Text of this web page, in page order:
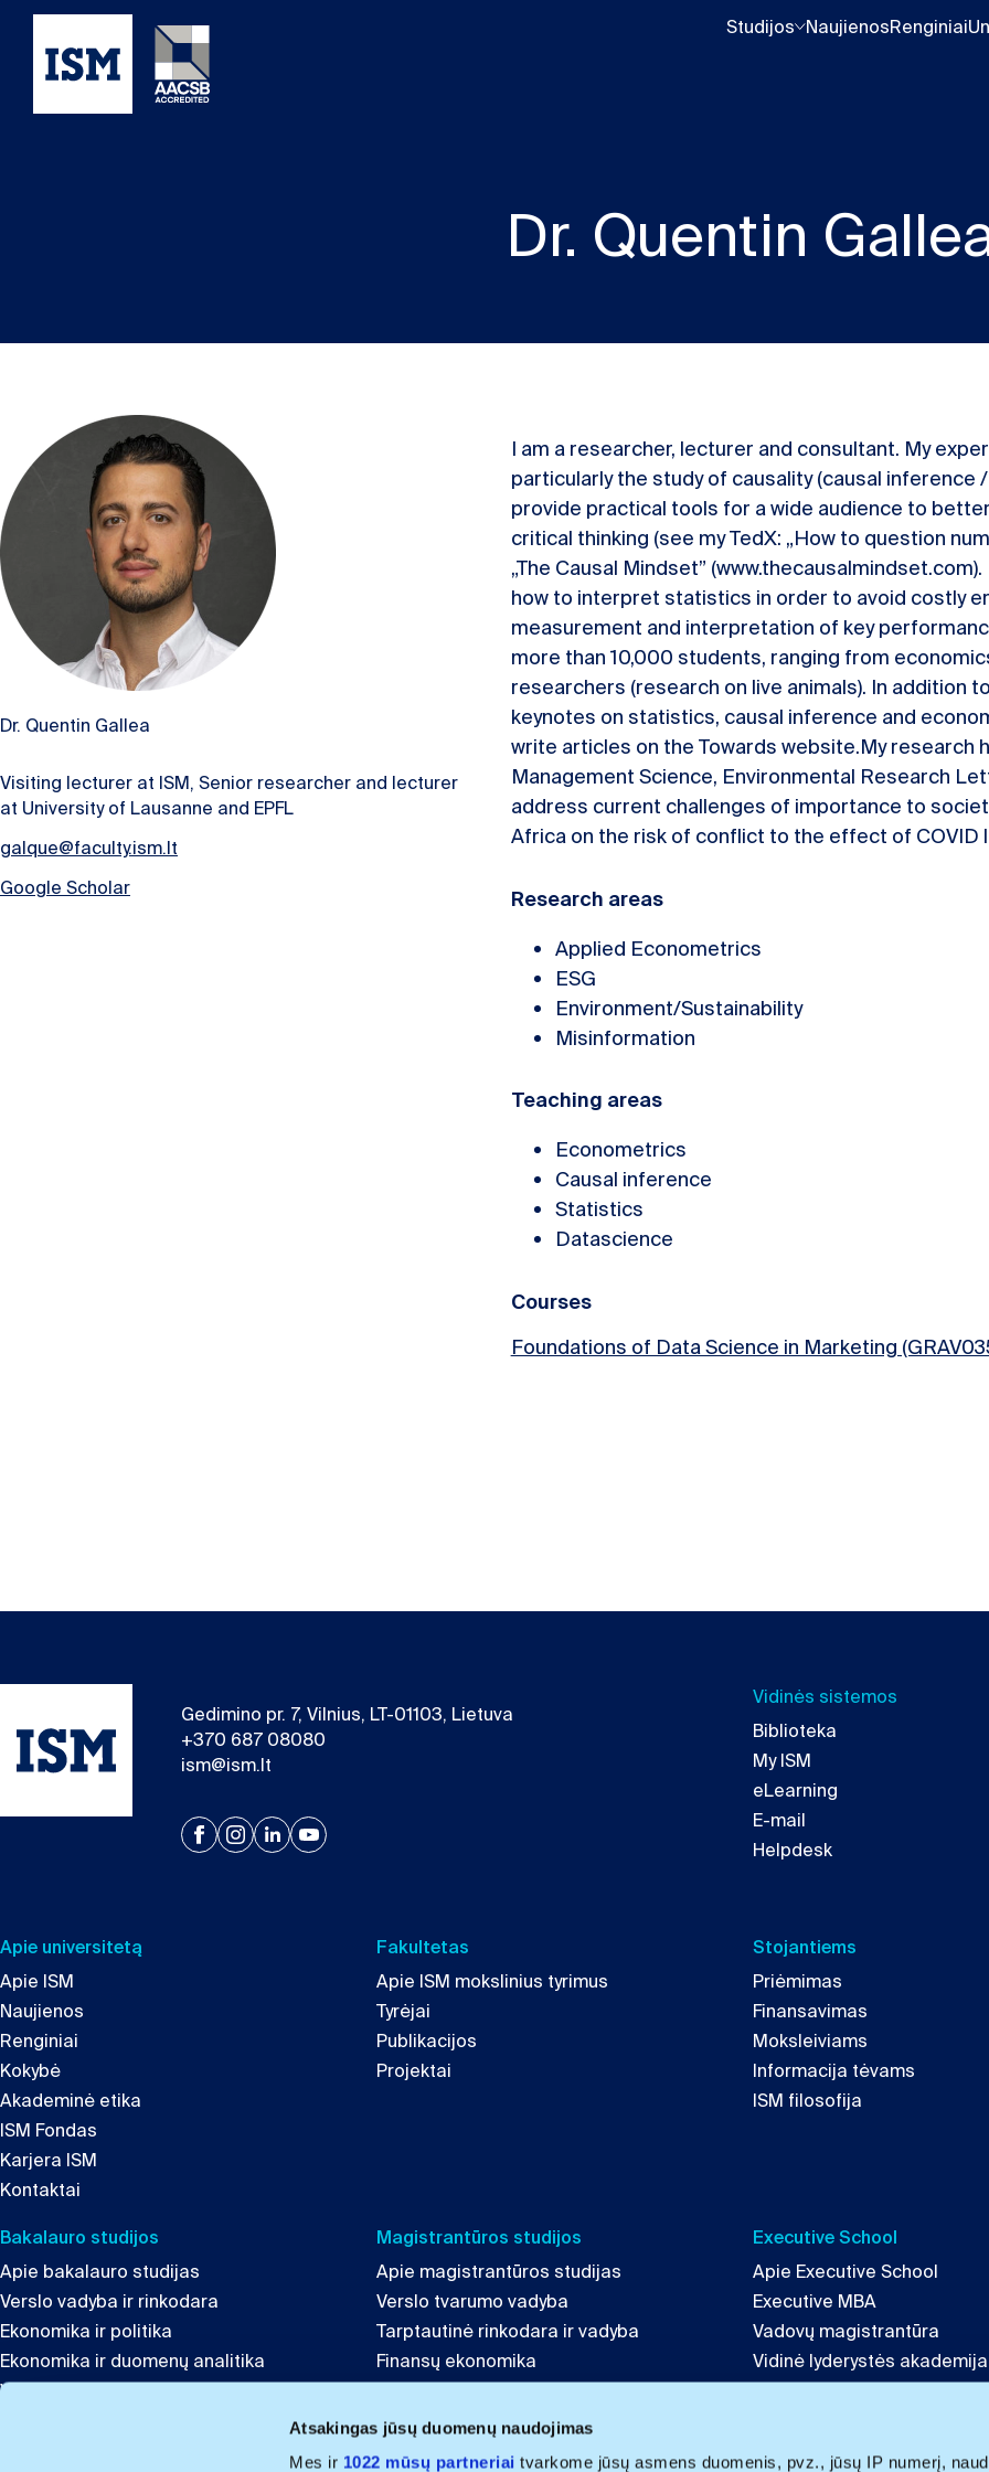
Atsakingas jūsų duomenų naudojimas
Mes ir 1022 mūsų partneriai tvarkome jūsų asmens duomenis, pvz., jūsų IP numerį,
Studijos NaujienosRenginiai
Dr. Quentin
Dr. Quentin Gallea
Visiting lecturer at ISM, Senior researcher and lecturer
at University of Lausanne and EPFL
galque@faculty.ism.lt
Google Scholar
I am a researcher, lecturer and consultant. My
particularly the study of causality (causal
provide practical tools for a wide audience to
critical thinking (see my TedX: „How to question
„The Causal Mindset”
how to interpret statistics in order to avoid costly
measurement and interpretation of key
more than 10,000 students, ranging from
researchers (research on live animals). In addition
keynotes on statistics, causal inference and
write articles on the Towards website.My research
Management Science, Environmental Research
address current challenges of importance to
Africa on the risk of conflict to the effect of COVID
Research areas
Applied Econometrics
ESG
Environment/Sustainability
Misinformation
Teaching areas
Econometrics
Causal inference
Statistics
Datascience
Courses
Foundations of Data Science in Marketing
Gedimino pr. 7, Vilnius, LT-01103, Lietuva
+370 687 08080
ism@ism.lt
Vidinės sistemos
Biblioteka
My ISM
eLearning
E-mail
Helpdesk
Apie universitetą
Apie ISM
Naujienos
Renginiai
Kokybė
Akademinė etika
ISM Fondas
Karjera ISM
Kontaktai
Fakultetas
Apie ISM mokslinius tyrimus
Tyrėjai
Publikacijos
Projektai
Stojantiems
Priėmimas
Finansavimas
Moksleiviams
Informacija tėvams
ISM filosofija
Bakalauro studijos
Apie bakalauro studijas
Verslo vadyba ir rinkodara
Ekonomika ir politika
Ekonomika ir duomenų analitika
Verslumas ir inovacijos
Tarptautinis verslas ir komunikacija
Magistrantūros studijos
Apie magistrantūros studijas
Verslo tvarumo vadyba
Tarptautinė rinkodara ir vadyba
Finansų ekonomika
Inovacijų ir technologijų vadyba
Executive School
Apie Executive School
Executive MBA
Vadovų magistrantūra
Vidinė lyderystės akademija